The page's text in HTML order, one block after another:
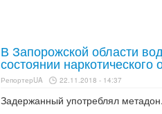
В Запорожской области
состоянии наркотического
РепортерUA 22.11.2018 - 14:37
Задержанный употреблял